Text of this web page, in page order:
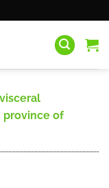
province of